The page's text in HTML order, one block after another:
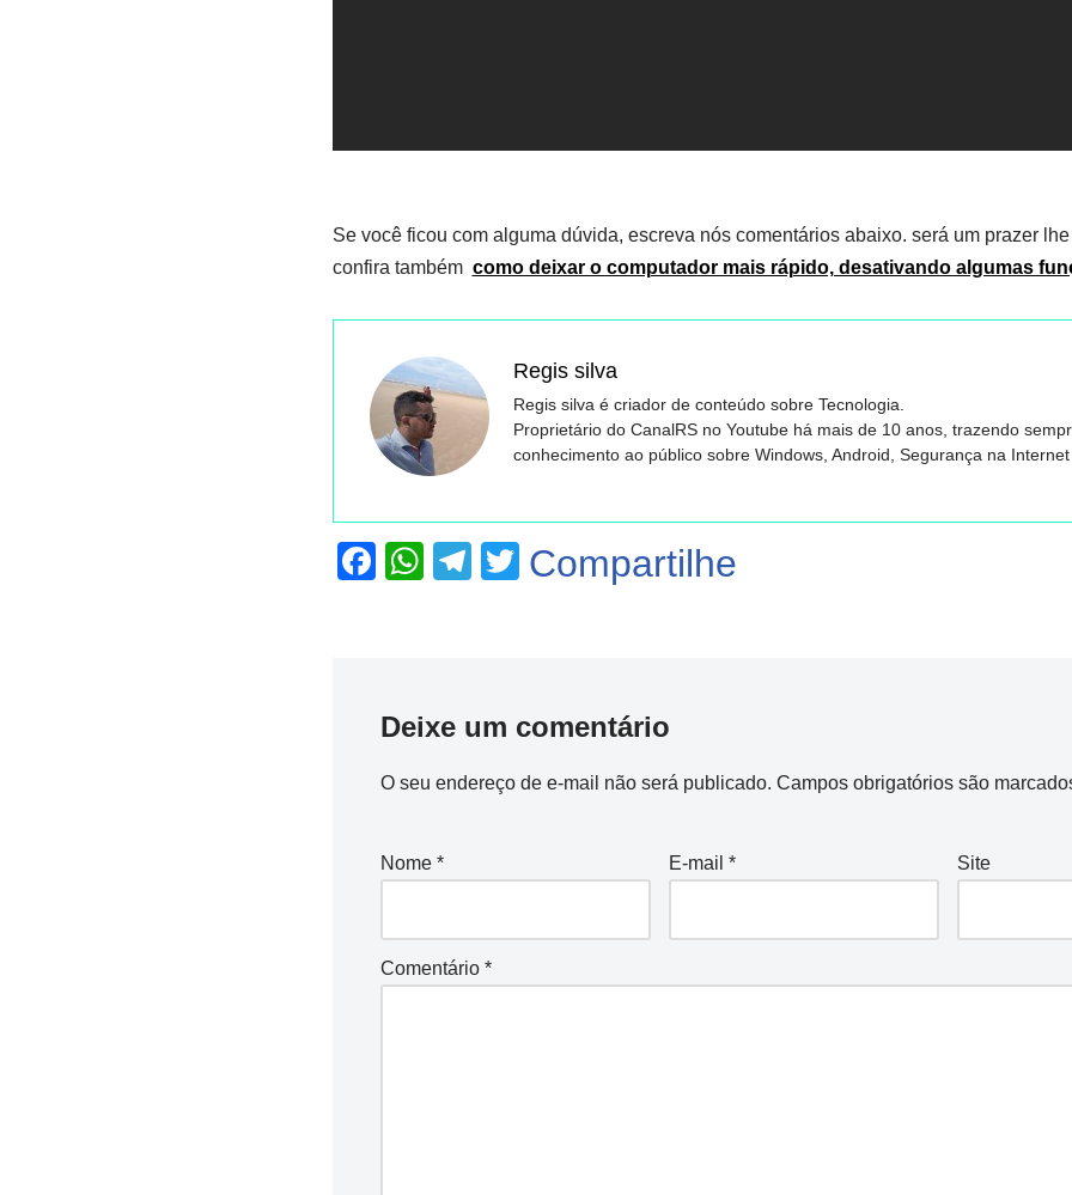
Se você ficou com alguma dúvida, escreva nós comentários abaixo. será um prazer
confira também como deixar o computador mais rápido, desativando algumas
Regis silva
Regis silva é criador de conteúdo sobre Tecnologia.
Proprietário do CanalRS no Youtube há mais de 10 anos, trazendo
conhecimento ao público sobre Windows, Android, Segurança na
F
b
o
W
A
p
T
a
T
Compartilhe
Deixe um comentário
O seu endereço de e-mail não será publicado. Campos obrigatórios são
Nome * E-mail * Site
Comentário *